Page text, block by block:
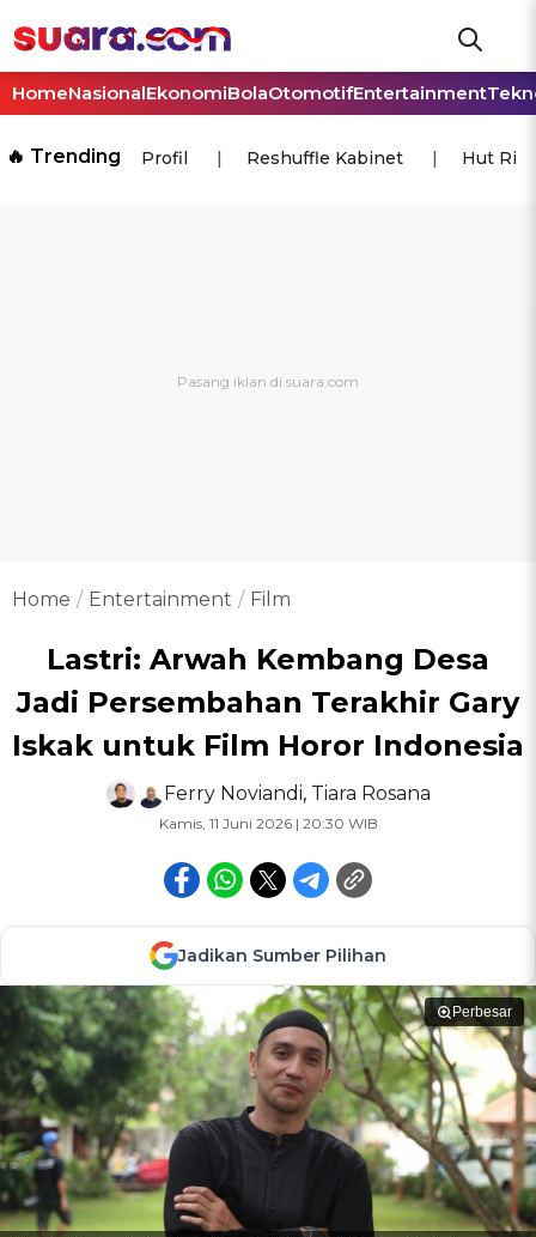
HomeNasionalEkonomiBolaOtomotifEntertainment
🔥 Trending Profil Reshuffle Kabinet Hut Ri
Home Entertainment Film
Lastri: Arwah Kembang Desa
Jadi Persembahan Terakhir Gary
Iskak untuk Film Horor Indonesia
Ferry Noviandi, Tiara Rosana
Kamis, 11 Juni 2026 | 20:30 WIB
Jadikan Sumber Pilihan
Perbesar